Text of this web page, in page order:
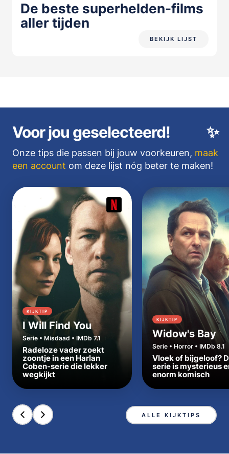
De beste superhelden-films
aller tijden
BEKIJK LIJST
✨
Voor jou geselecteerd!
Onze tips die passen bij jouw voorkeuren, maak
een account om deze lijst nóg beter te maken!
KIJKTIP
I Will Find You
Serie • Misdaad • IMDb 7.1
Radeloze vader zoekt
zoontje in een Harlan
Coben-serie die lekker
wegkijkt
KIJKTIP
Widow's Bay
Serie • Horror • IMDb 8.1
Vloek of bijgeloof?
serie is mysterieus
enorm komisch
ALLE KIJKTIPS